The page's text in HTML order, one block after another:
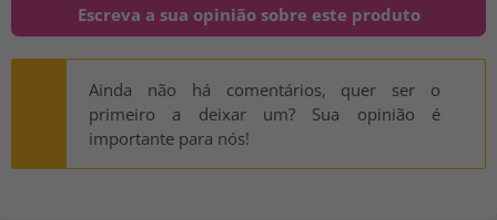
Escreva a sua opinião sobre este produto
Ainda não há comentários, quer ser o
primeiro a deixar um? Sua opinião é
importante para nós!